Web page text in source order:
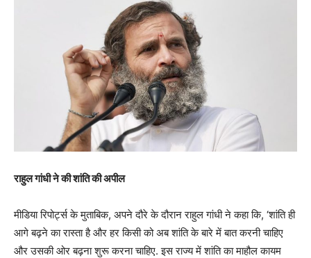
राहुल गांधी ने की शांति की अपील
मीडिया रिपोर्ट्स के मुताबिक, अपने दौरे के दौरान राहुल गांधी ने कहा कि, ‘शांति ही
आगे बढ़ने का रास्ता है और हर किसी को अब शांति के बारे में बात करनी चाहिए
और उसकी ओर बढ़ना शुरू करना चाहिए. इस राज्य में शांति का माहौल कायम